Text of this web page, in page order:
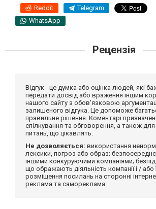
Reddit Telegram
WhatsApp
Рецензія
Відгук - це думка або оцінка людей, які
передати досвід або враження іншим
нашого сайту з обов'язковою
залишеного відгука. Це допоможе
правильне рішення. Коментарі
спілкування та обговорення, а також
питань, що цікавлять.
Не дозволяється: використання
лексики, погроз або образ;
іншими конкуруючими компаніями;
що ображають діяльність компанії і / або
розміщення посилань на сторонні
реклама та самореклама.